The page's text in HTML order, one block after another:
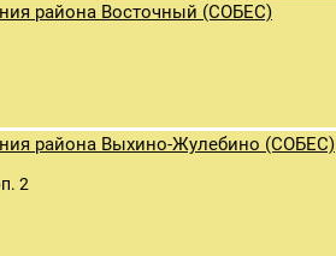
района Восточный (СОБЕС)
района Выхино-Жулебино (СОБЕС)
2